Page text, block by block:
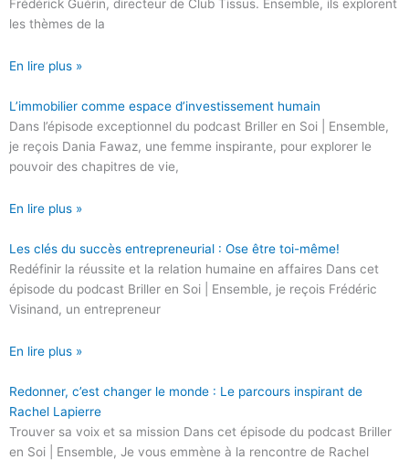
Frédérick Guérin, directeur de Club Tissus. Ensemble, ils explorent
les thèmes de la
En lire plus »
L’immobilier comme espace d’investissement humain
Dans l’épisode exceptionnel du podcast Briller en Soi | Ensemble,
je reçois Dania Fawaz, une femme inspirante, pour explorer le
pouvoir des chapitres de vie,
En lire plus »
Les clés du succès entrepreneurial : Ose être toi-même!
Redéfinir la réussite et la relation humaine en affaires Dans cet
épisode du podcast Briller en Soi | Ensemble, je reçois Frédéric
Visinand, un entrepreneur
En lire plus »
Redonner, c’est changer le monde : Le parcours inspirant de
Rachel Lapierre
Trouver sa voix et sa mission Dans cet épisode du podcast Briller
en Soi | Ensemble, Je vous emmène à la rencontre de Rachel